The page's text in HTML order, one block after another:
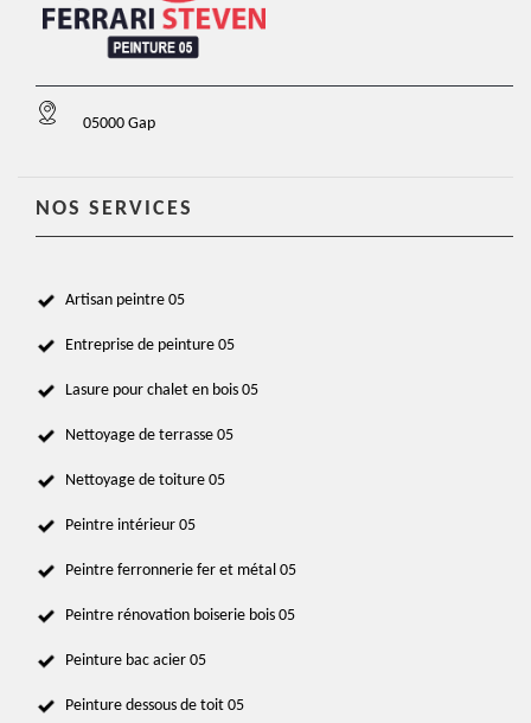
05000 Gap
NOS SERVICES
Artisan peintre 05
Entreprise de peinture 05
Lasure pour chalet en bois 05
Nettoyage de terrasse 05
Nettoyage de toiture 05
Peintre intérieur 05
Peintre ferronnerie fer et métal 05
Peintre rénovation boiserie bois 05
Peinture bac acier 05
Peinture dessous de toit 05